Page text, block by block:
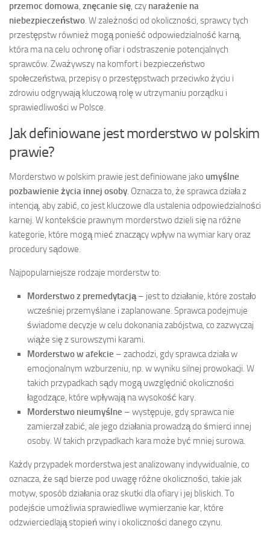
przemoc domowa, znęcanie się, czy narażenie na
niebezpieczeństwo. W zależności od okoliczności, sprawcy tych
przestępstw również mogą ponieść odpowiedzialność karną,
która ma na celu ochronę ofiar i odstraszenie potencjalnych
sprawców. Zważywszy na komfort i bezpieczeństwo
społeczeństwa, przepisy o przestępstwach przeciwko życiu i
zdrowiu odgrywają kluczową rolę w utrzymaniu porządku i
sprawiedliwości w Polsce.
Jak definiowane jest morderstwo w polskim
prawie?
Morderstwo w polskim prawie jest definiowane jako umyślne
pozbawienie życia innej osoby. Oznacza to, że sprawca działa z
intencją, aby zabić, co jest kluczowe dla ustalenia odpowiedzialności
karnej. W kontekście prawnym morderstwo dzieli się na różne
kategorie, które mogą mieć znaczący wpływ na wymiar kary oraz
procedury sądowe.
Najpopularniejsze rodzaje morderstw to:
Morderstwo z premedytacją– jest to działanie, które zostało
wcześniej przemyślane i zaplanowane. Sprawca podejmuje
świadome decyzje w celu dokonania zabójstwa, co zazwyczaj
wiąże się z surowszymi karami.
Morderstwo w afekcie – zachodzi, gdy sprawca działa w
emocjonalnym wzburzeniu, np. w wyniku silnej prowokacji. W
takich przypadkach sądy mogą uwzględnić okoliczności
łagodzące, które wpływają na wysokość kary.
Morderstwo nieumyślne – występuje, gdy sprawca nie
zamierzał zabić, ale jego działania prowadzą do śmierci innej
osoby. W takich przypadkach kara może być mniej surowa.
Każdy przypadek morderstwa jest analizowany indywidualnie, co
oznacza, że sąd bierze pod uwagę różne okoliczności, takie jak
motyw, sposób działania oraz skutki dla ofiary i jej bliskich. To
podejście umożliwia sprawiedliwe wymierzanie kar, które
odzwierciedlają stopień winy i okoliczności danego czynu.